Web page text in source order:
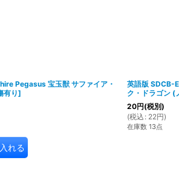
Pegasus 宝玉獣 サファイア・
有り]
れる
英語版 SDCB-
ク・ドラゴン
20円(税別)
(税込 : 22円)
在庫数 13点